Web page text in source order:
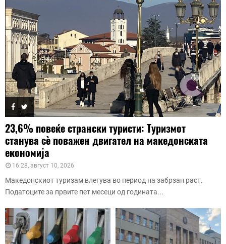
23,6% повеќе странски туристи: Туризмот
станува сè поважен двигател на македонската
економија
16:28, август 10, 2026
Македонскиот туризам влегува во период на забрзан раст.
Податоците за првите пет месеци од годината...